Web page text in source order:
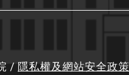
/ 隱私權及網站安全政策